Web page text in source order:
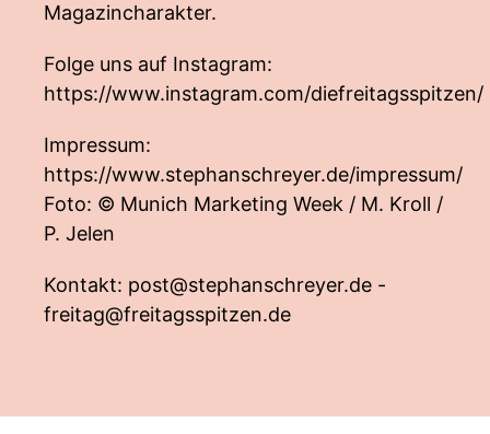
Magazincharakter.
Folge uns auf Instagram:
https://www.instagram.com/diefreitagsspitzen/
Impressum:
https://www.stephanschreyer.de/impressum/
Foto: © Munich Marketing Week / M. Kroll /
P. Jelen
Kontakt: post@stephanschreyer.de -
freitag@freitagsspitzen.de